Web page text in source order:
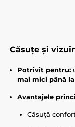
Căsuțe și
Potrivit pentru:
mai mici până
Avantajele
Căsuță